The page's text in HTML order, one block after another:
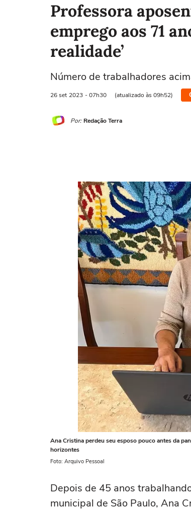
Professora
emprego aos 71
realidade’
Número de trabalhadores
26 set 2023 - 07h30 (atualizado às 09h52)
Por: Redação Terra
Ana Cristina perdeu seu esposo pouco antes da
horizontes
Foto: Arquivo Pessoal
Depois de 45 anos
municipal de São Paulo, Ana